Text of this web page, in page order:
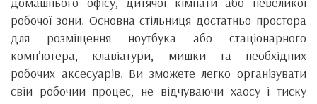
робочої зони. Основна стільниця достатньо простора
для розміщення ноутбука або стаціонарного
комп’ютера, клавіатури, мишки та необхідних
робочих аксесуарів. Ви зможете легко організувати
свій робочий процес, не відчуваючи хаосу і тиску